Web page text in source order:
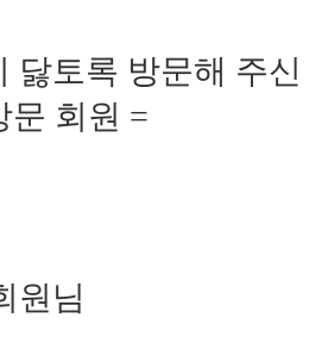
닳토록 방문해 주신
문 회원 =
원님